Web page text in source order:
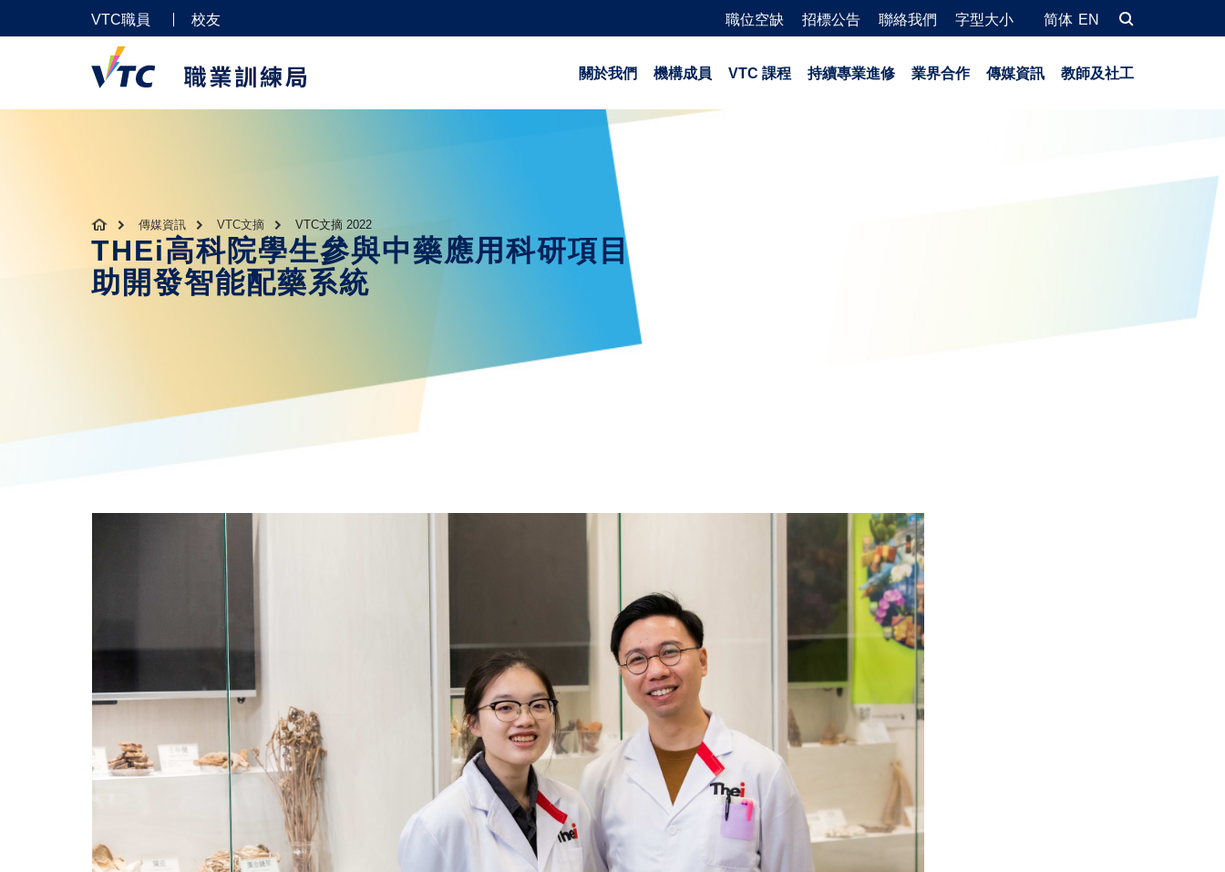
VTC職員 校友 職位空缺 招標公告 聯絡我們 字型大小 简体 EN
關於我們 機構成員 VTC 課程 持續專業進修 業界合作 傳媒資訊 教師及社工
傳媒資訊 VTC文摘 VTC文摘 2022
THEi高科院學生參與中藥應用科研項目
助開發智能配藥系統